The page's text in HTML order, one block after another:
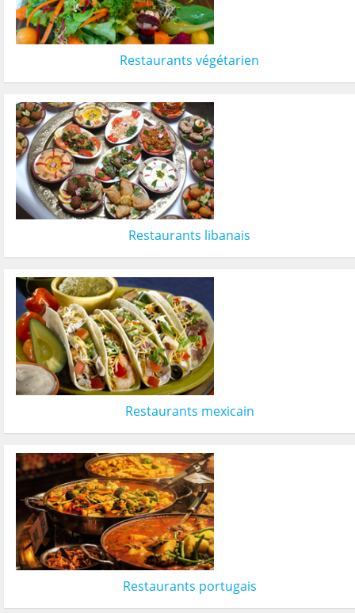
Restaurants végétarien
Restaurants libanais
Restaurants mexicain
Restaurants portugais